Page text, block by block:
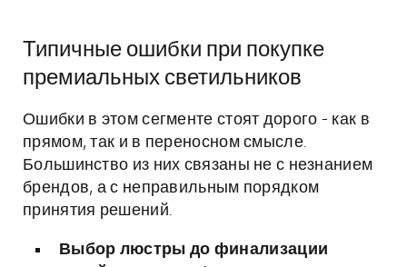
Типичные ошибки при покупке
премиальных светильников
Ошибки в этом сегменте стоят дорого - как в
прямом, так и в переносном смысле.
Большинство из них связаны не с незнанием
брендов, а с неправильным порядком
принятия решений.
Выбор люстры до финализации